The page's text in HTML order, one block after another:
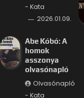
- Kata
2026.01.09.
Abe Kóbó: A
homok
asszonya
olvasónapló
Olvasónapló
- Kata